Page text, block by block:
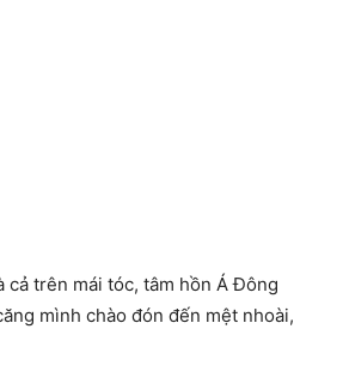
cả trên mái tóc, tâm hồn Á Đông
mình chào đón đến mệt nhoài,